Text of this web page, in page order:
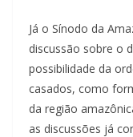
Já o Sínodo da
discussão sobre o
possibilidade da
casados, como
da região
as discussões já